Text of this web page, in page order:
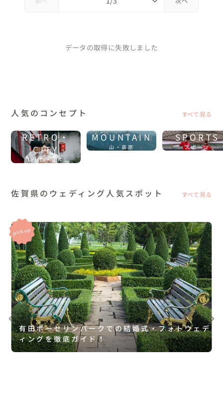
データの取得に失敗しました
人気のコンセプト すべて見る
RETRO・
CITY
レトロ・街中
MOUNTAIN
山・高原
SPORTS
スポーツ
佐賀県のウェディング人気スポット すべて見る
有田ポーセリンパークでの結婚式・フォトウェデ
ィングを徹底ガイド！